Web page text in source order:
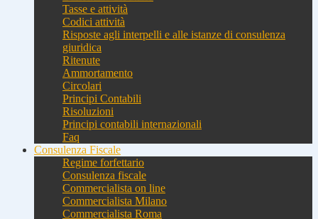
Tasse e attività
Codici attività
Risposte agli interpelli e alle istanze di consulenza
giuridica
Ritenute
Ammortamento
Circolari
Principi Contabili
Risoluzioni
Principi contabili internazionali
Faq
Consulenza Fiscale
Regime forfettario
Consulenza fiscale
Commercialista on line
Commercialista Milano
Commercialista Roma